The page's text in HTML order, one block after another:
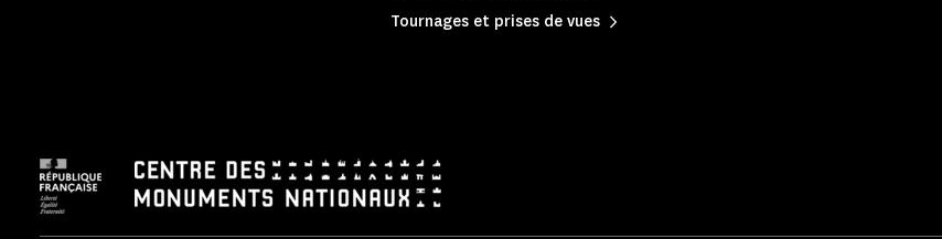
Tournages et prises de vues